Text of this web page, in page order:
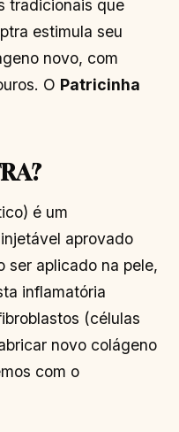
tradicionais que
estimula seu
novo, com
O Patricinha
é um
aprovado
ser aplicado na pele,
inflamatória
(células
novo colágeno
com o